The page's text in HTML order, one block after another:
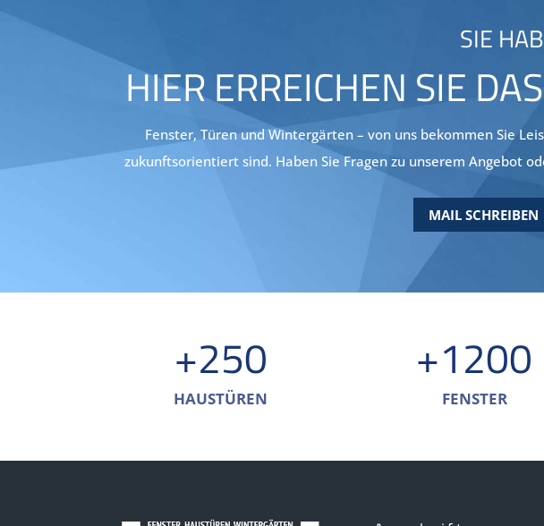
SIE
HIER ERREICHEN SIE
Fenster, Türen und Wintergärten – von uns bekommen Sie
zukunftsorientiert sind. Haben Sie Fragen zu unserem Angebot
MAIL SCHREIBEN
+250
HAUSTÜREN
+1200
FENSTER